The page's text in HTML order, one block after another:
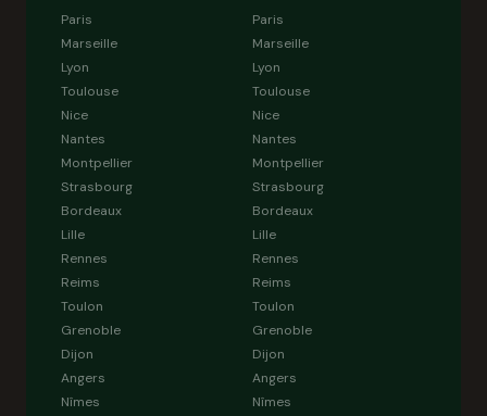
Paris
Marseille
Lyon
Toulouse
Nice
Nantes
Montpellier
Strasbourg
Bordeaux
Lille
Rennes
Reims
Toulon
Grenoble
Dijon
Angers
Nîmes
Paris
Marseille
Lyon
Toulouse
Nice
Nantes
Montpellier
Strasbourg
Bordeaux
Lille
Rennes
Reims
Toulon
Grenoble
Dijon
Angers
Nîmes